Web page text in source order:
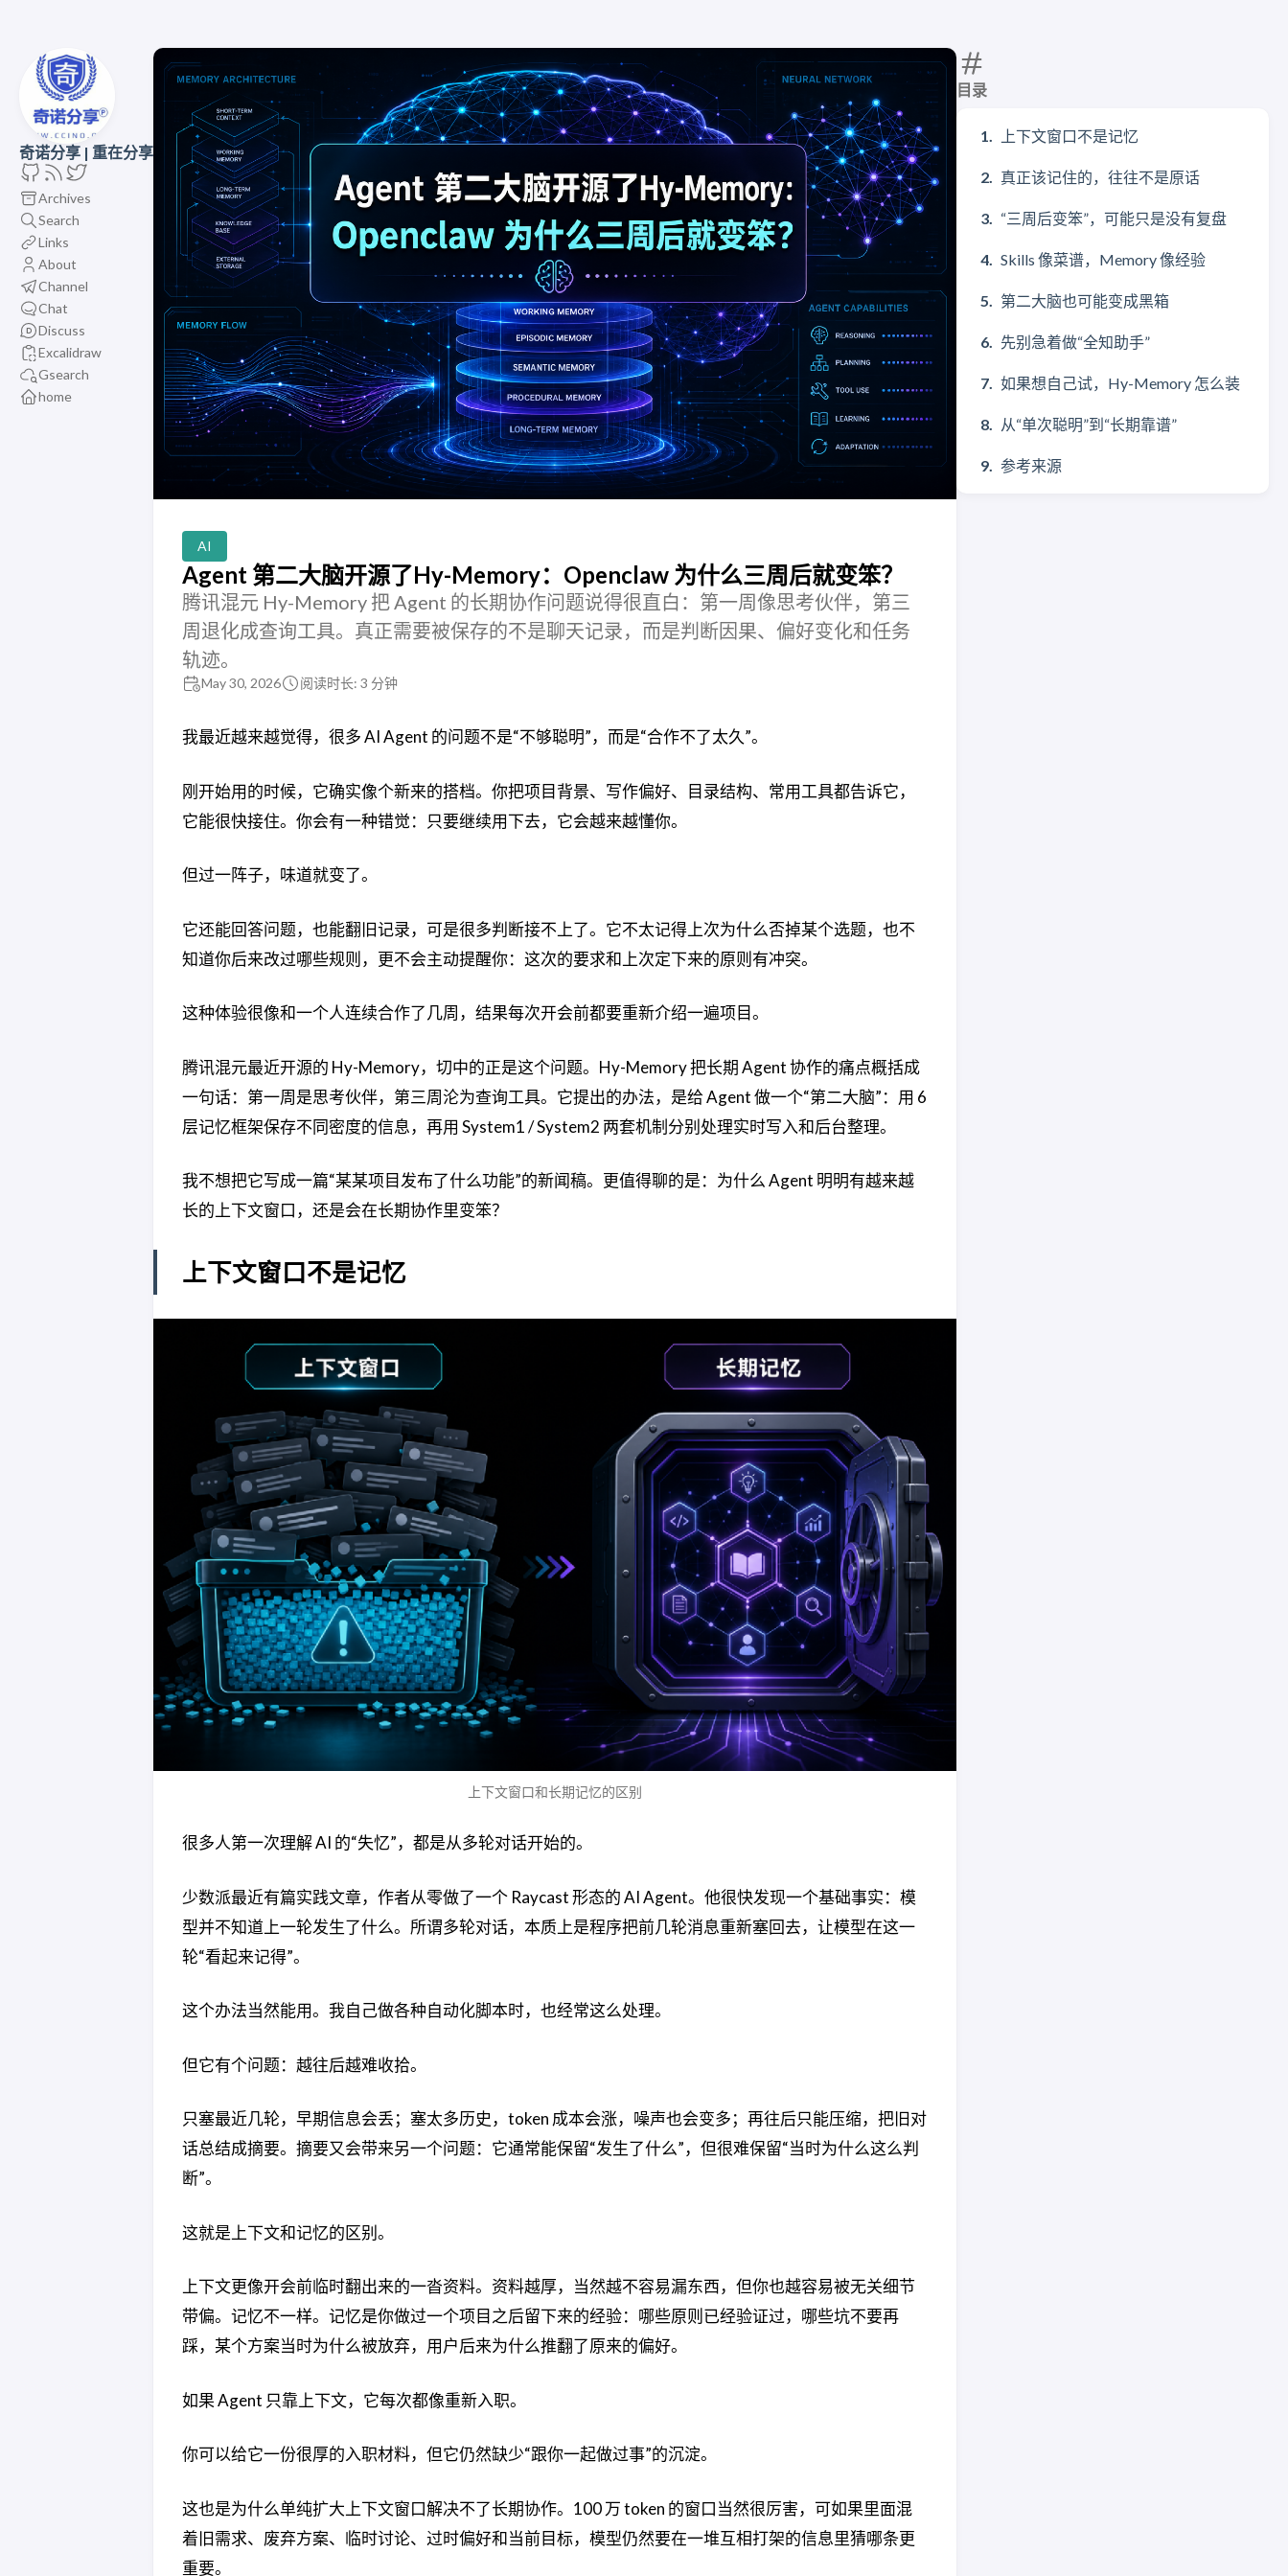
奇诺分享 | 重在分享
Archives
Search
Links
About
Channel
Chat
Discuss
Excalidraw
Gsearch
home
目录
上下文窗口不是记忆
真正该记住的，往往不是原话
“三周后变笨”，可能只是没有复盘
Skills 像菜谱，Memory 像经验
第二大脑也可能变成黑箱
先别急着做“全知助手”
如果想自己试，Hy-Memory 怎么装
从“单次聪明”到“长期靠谱”
参考来源
AI
Agent 第二大脑开源了Hy-Memory：Openclaw 为什么三周后就变笨？
腾讯混元 Hy-Memory 把 Agent 的长期协作问题说得很直白：第一周像思考伙伴，第三
周退化成查询工具。真正需要被保存的不是聊天记录，而是判断因果、偏好变化和任务
轨迹。
May 30, 2026 阅读时长: 3 分钟
我最近越来越觉得，很多 AI Agent 的问题不是“不够聪明”，而是“合作不了太久”。
刚开始用的时候，它确实像个新来的搭档。你把项目背景、写作偏好、目录结构、常用工具都告诉它，
它能很快接住。你会有一种错觉：只要继续用下去，它会越来越懂你。
但过一阵子，味道就变了。
它还能回答问题，也能翻旧记录，可是很多判断接不上了。它不太记得上次为什么否掉某个选题，也不
知道你后来改过哪些规则，更不会主动提醒你：这次的要求和上次定下来的原则有冲突。
这种体验很像和一个人连续合作了几周，结果每次开会前都要重新介绍一遍项目。
腾讯混元最近开源的 Hy-Memory，切中的正是这个问题。Hy-Memory 把长期 Agent 协作的痛点概括成
一句话：第一周是思考伙伴，第三周沦为查询工具。它提出的办法，是给 Agent 做一个“第二大脑”：用 6
层记忆框架保存不同密度的信息，再用 System1 / System2 两套机制分别处理实时写入和后台整理。
我不想把它写成一篇“某某项目发布了什么功能”的新闻稿。更值得聊的是：为什么 Agent 明明有越来越
长的上下文窗口，还是会在长期协作里变笨？
上下文窗口不是记忆
上下文窗口和长期记忆的区别
很多人第一次理解 AI 的“失忆”，都是从多轮对话开始的。
少数派最近有篇实践文章，作者从零做了一个 Raycast 形态的 AI Agent。他很快发现一个基础事实：模
型并不知道上一轮发生了什么。所谓多轮对话，本质上是程序把前几轮消息重新塞回去，让模型在这一
轮“看起来记得”。
这个办法当然能用。我自己做各种自动化脚本时，也经常这么处理。
但它有个问题：越往后越难收拾。
只塞最近几轮，早期信息会丢；塞太多历史，token 成本会涨，噪声也会变多；再往后只能压缩，把旧对
话总结成摘要。摘要又会带来另一个问题：它通常能保留“发生了什么”，但很难保留“当时为什么这么判
断”。
这就是上下文和记忆的区别。
上下文更像开会前临时翻出来的一沓资料。资料越厚，当然越不容易漏东西，但你也越容易被无关细节
带偏。记忆不一样。记忆是你做过一个项目之后留下来的经验：哪些原则已经验证过，哪些坑不要再
踩，某个方案当时为什么被放弃，用户后来为什么推翻了原来的偏好。
如果 Agent 只靠上下文，它每次都像重新入职。
你可以给它一份很厚的入职材料，但它仍然缺少“跟你一起做过事”的沉淀。
这也是为什么单纯扩大上下文窗口解决不了长期协作。100 万 token 的窗口当然很厉害，可如果里面混
着旧需求、废弃方案、临时讨论、过时偏好和当前目标，模型仍然要在一堆互相打架的信息里猜哪条更
重要。